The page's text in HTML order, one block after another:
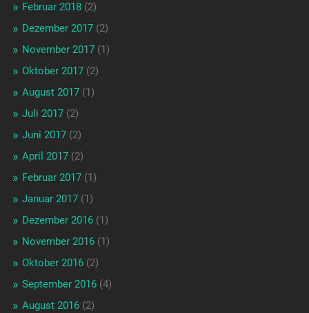
Februar 2018(2)
Dezember 2017(2)
November 2017(1)
Oktober 2017(2)
August 2017(1)
Juli 2017(2)
Juni 2017(2)
April 2017(2)
Februar 2017(1)
Januar 2017(1)
Dezember 2016(1)
November 2016(1)
Oktober 2016(2)
September 2016(4)
August 2016(2)